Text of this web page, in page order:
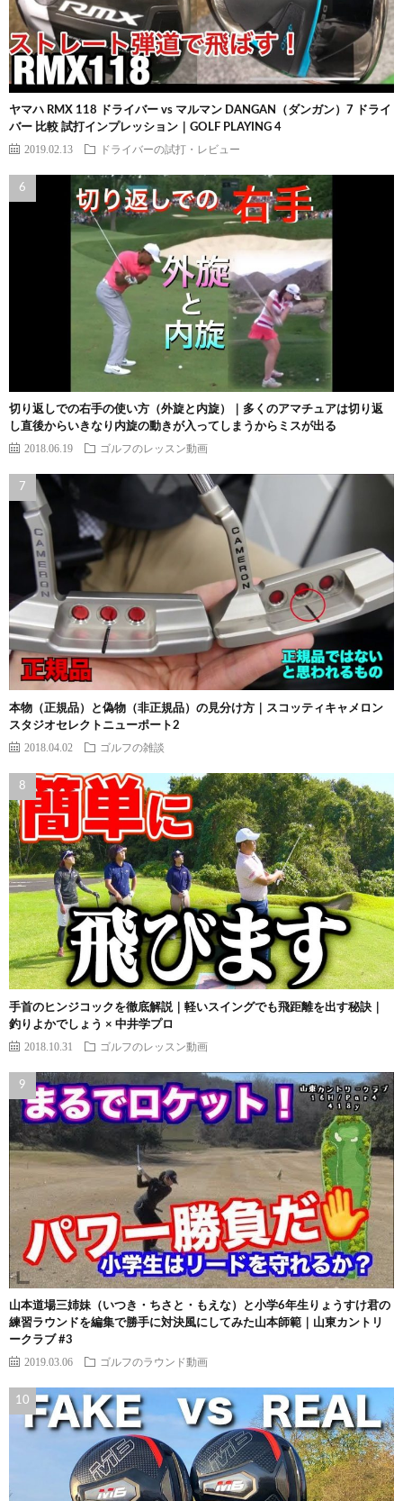
ヤマハ RMX 118 ドライバー vs マルマン DANGAN（ダンガン）7 ドライ
バー 比較 試打インプレッション｜GOLF PLAYING 4
2019.02.13 ドライバーの試打・レビュー
切り返しでの右手の使い方（外旋と内旋）｜多くのアマチュアは切り返
し直後からいきなり内旋の動きが入ってしまうからミスが出る
2018.06.19 ゴルフのレッスン動画
本物（正規品）と偽物（非正規品）の見分け方｜スコッティキャメロン
スタジオセレクトニューポート2
2018.04.02 ゴルフの雑談
手首のヒンジコックを徹底解説｜軽いスイングでも飛距離を出す秘訣｜
釣りよかでしょう × 中井学プロ
2018.10.31 ゴルフのレッスン動画
山本道場三姉妹（いつき・ちさと・もえな）と小学6年生りょうすけ君の
練習ラウンドを編集で勝手に対決風にしてみた山本師範｜山東カントリ
ークラブ #3
2019.03.06 ゴルフのラウンド動画